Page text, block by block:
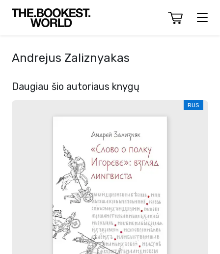
Andrejus Zaliznyakas
Daugiau šio autoriaus knygų
RUS